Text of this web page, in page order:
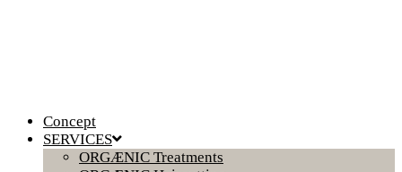
Concept
SERVICES
ORGÆNIC Treatments